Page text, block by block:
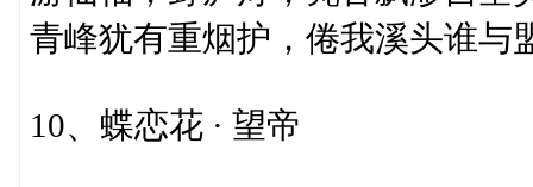
青峰犹有重烟护，倦我溪头谁与
10、蝶恋花 · 望帝